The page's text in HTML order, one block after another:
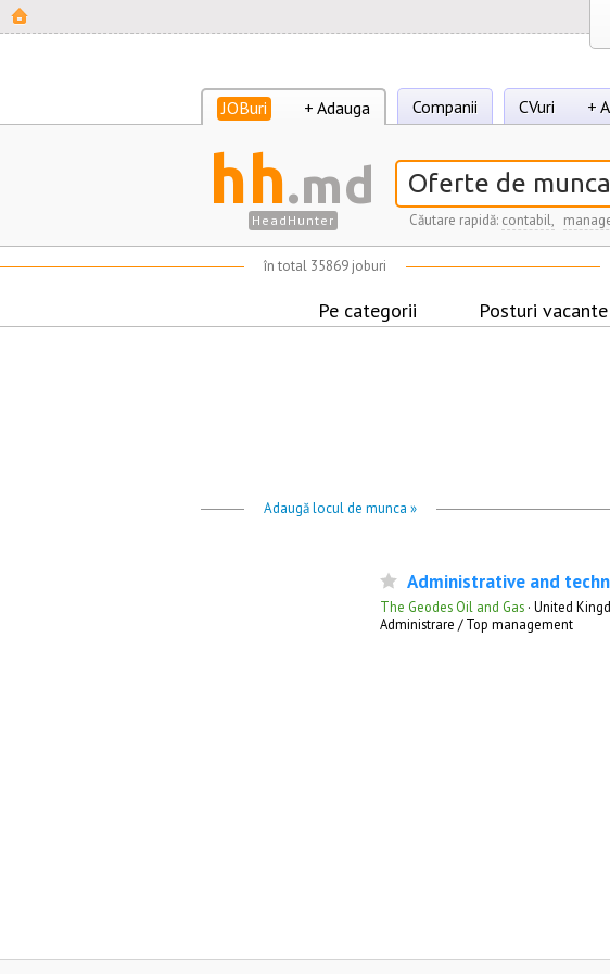
JOBuri + Adauga Companii CVuri +
hh.md
HeadHunter Căutare rapidă: contabil,
în total 35869 joburi
Pe categorii Posturi vacante
Adaugă locul de munca »
Administrative and
The Geodes Oil and Gas · United
Administrare / Top management